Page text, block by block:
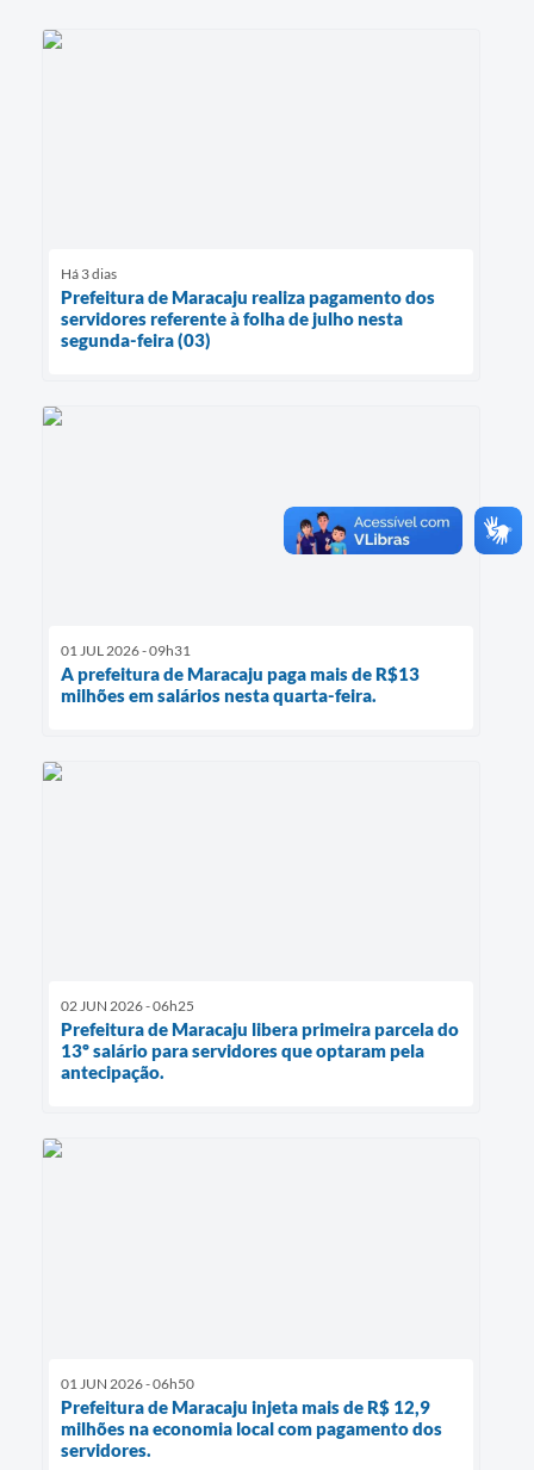
Há 3 dias
Prefeitura de Maracaju realiza pagamento dos
servidores referente à folha de julho nesta
segunda-feira (03)
01 JUL 2026 - 09h31
A prefeitura de Maracaju paga mais de R$13
milhões em salários nesta quarta-feira.
02 JUN 2026 - 06h25
Prefeitura de Maracaju libera primeira parcela do
13º salário para servidores que optaram pela
antecipação.
01 JUN 2026 - 06h50
Prefeitura de Maracaju injeta mais de R$ 12,9
milhões na economia local com pagamento dos
servidores.